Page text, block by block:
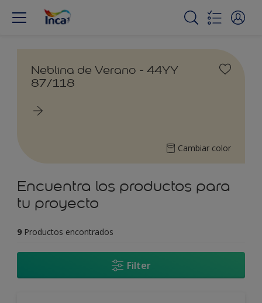
Neblina de Verano - 44YY
87/118
Cambiar color
Encuentra los productos para
tu proyecto
9 Productos encontrados
Filter